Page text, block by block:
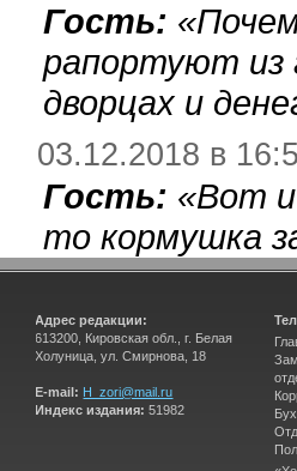
Гость: «
рапортуют из
дворцах и
03.12.2018 в
Гость: «Вот
то кормушка
Адрес редакции:
613200, Кировская обл., г. Белая
Холуница, ул. Смирнова, 18
E-mail: H_zori@mail.ru
Индекс издания: 51982